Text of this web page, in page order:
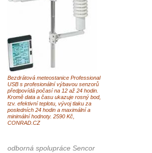
Bezdrátová meteostanice Professional
USB s profesionální výbavou senzorů
předpovídá počasí na 12 až 24 hodin.
Kromě data a času ukazuje rosný bod,
tzv. efektivní teplotu, vývoj tlaku za
posledních 24 hodin a maximální a
minimální hodnoty. 2590 Kč,
CONRAD.CZ
odborná spolupráce Sencor